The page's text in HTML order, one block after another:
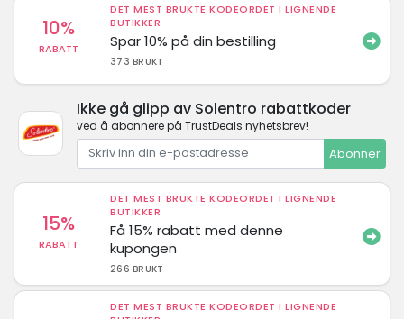
10%
RABATT
DET MEST BRUKTE KODEORDET I LIGNENDE
BUTIKKER
Spar 10% på din bestilling
373 BRUKT
Ikke gå glipp av Solentro rabattkoder
ved å abonnere på TrustDeals nyhetsbrev!
Abonner
15%
RABATT
DET MEST BRUKTE KODEORDET I LIGNENDE
BUTIKKER
Få 15% rabatt med denne
kupongen
266 BRUKT
DET MEST BRUKTE KODEORDET I LIGNENDE